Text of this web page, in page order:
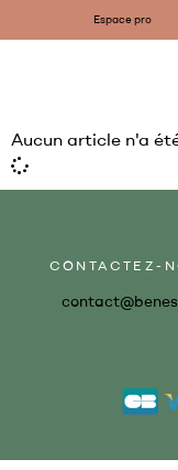
Espace pro
Aucun article n'a
CONTACTEZ-